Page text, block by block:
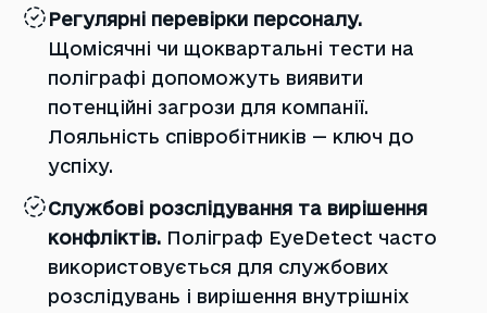
Регулярні перевірки персоналу.
Щомісячні чи щоквартальні тести на
поліграфі допоможуть виявити
потенційні загрози для компанії.
Лояльність співробітників — ключ до
успіху.
Службові розслідування та вирішення
конфліктів. Поліграф EyeDetect часто
використовується для службових
розслідувань і вирішення внутрішніх